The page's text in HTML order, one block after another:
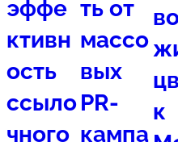
эффе
ктивн
ость
ссыло
чного
ть от
массо
вых
PR-
кампа
к